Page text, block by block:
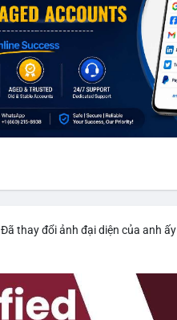
Đã thay đổi ảnh đại diện của anh ấy